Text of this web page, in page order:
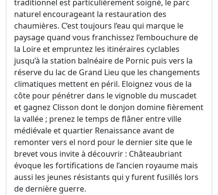
traditionnel est particulièrement soigné, le parc
naturel encourageant la restauration des
chaumières. C’est toujours l’eau qui marque le
paysage quand vous franchissez l’embouchure de
la Loire et empruntez les itinéraires cyclables
jusqu’à la station balnéaire de Pornic puis vers la
réserve du lac de Grand Lieu que les changements
climatiques mettent en péril. Eloignez vous de la
côte pour pénétrer dans le vignoble du muscadet
et gagnez Clisson dont le donjon domine fièrement
la vallée ; prenez le temps de flâner entre ville
médiévale et quartier Renaissance avant de
remonter vers el nord pour le dernier site que le
brevet vous invite à découvrir : Châteaubriant
évoque les fortifications de l’ancien royaume mais
aussi les jeunes résistants qui y furent fusillés lors
de dernière guerre.